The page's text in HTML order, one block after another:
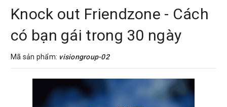
Knock out Friendzone - Cách
có bạn gái trong 30 ngày
Mã sản phẩm: visiongroup-02